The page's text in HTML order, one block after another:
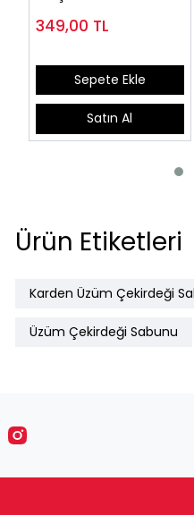
ve Kallogen İçerir
349,00 TL
Sepete Ekle
Satın Al
Ürün Etiketleri
Karden Üzüm Çekirdeği
Üzüm Çekirdeği Sabunu